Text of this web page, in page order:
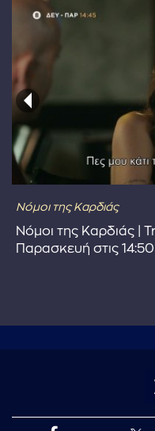
Νόμοι της Καρδιάς
Νόμοι της Καρδιάς |
Παρασκευή στις 14:50